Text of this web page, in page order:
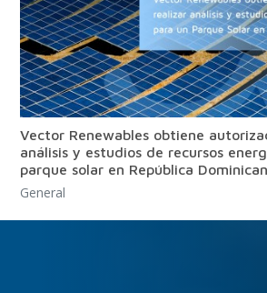
Vector Renewables obtiene
análisis y estudios de recursos
parque solar en República
General